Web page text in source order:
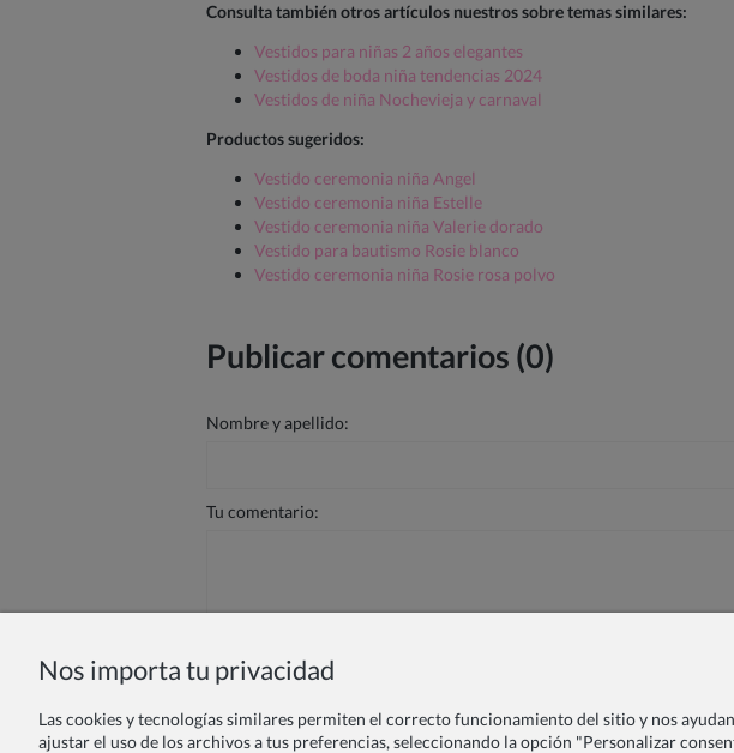
Consulta también otros artículos nuestros sobre temas similares:
Vestidos para niñas 2 años elegantes
Vestidos de boda niña tendencias 2024
Vestidos de niña Nochevieja y carnaval
Productos sugeridos:
Vestido ceremonia niña Angel
Vestido ceremonia niña Estelle
Vestido ceremonia niña Valerie dorado
Vestido para bautismo Rosie blanco
Vestido ceremonia niña Rosie rosa polvo
Publicar comentarios (0)
Nombre y apellido:
Tu comentario:
Enviar
Nos importa tu privacidad
Las cookies y tecnologías similares permiten el correcto funcionamiento del sitio y nos
ajustar el uso de los archivos a tus preferencias, seleccionando la opción "Personalizar